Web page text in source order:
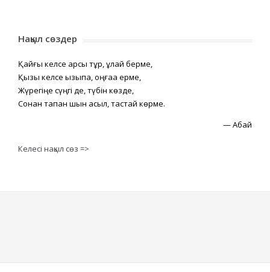
Нақыл сөздер
Қайғы келсе қарсы тұр, құлай берме,
Қызық келсе қызықпа, оңғаққа ерме,
Жүрегіңе сүңгі де, түбін көзде,
Сонан тапқан шын асыл, тастай көрме.
—Абай
Келесі нақыл сөз =>